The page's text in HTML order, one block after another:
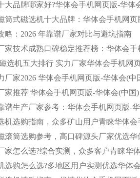
略：2026 年靠谱厂家对比与避坑指南